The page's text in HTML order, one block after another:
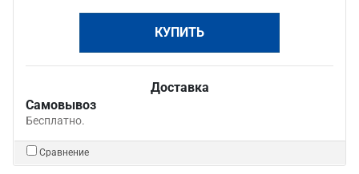
КУПИТЬ
Доставка
Самовывоз
Бесплатно.
Сравнение